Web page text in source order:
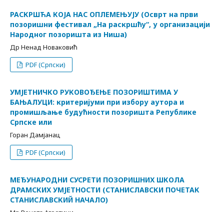
РАСКРШЋА КОЈА НАС ОПЛЕМЕЊУЈУ (Осврт на први
позоришни фестивал „На раскршћу“, у организацији
Народног позоришта из Ниша)
Др Ненад Новаковић
PDF (Српски)
УМЈЕТНИЧКО РУКОВОЂЕЊЕ ПОЗОРИШТИМА У
БАЊАЛУЦИ: критеријуми при избору аутора и
промишљање будућности позоришта Републике
Српске или
Горан Дамјанац
PDF (Српски)
МЕЂУНАРОДНИ СУСРЕТИ ПОЗОРИШНИХ ШКОЛА
ДРАМСКИХ УМЈЕТНОСТИ (СТАНИСЛАВСКИ ПОЧЕТАК
СТАНИСЛАВСКИЙ НАЧАЛО)